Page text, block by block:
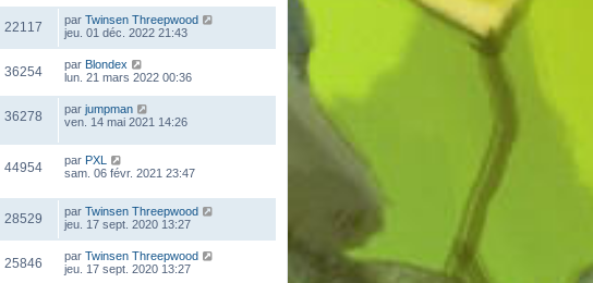
22117 par Twinsen Threepwood
jeu. 01 déc. 2022 21:43
36254 par Blondex
lun. 21 mars 2022 00:36
36278 par jumpman
ven. 14 mai 2021 14:26
44954 par PXL
sam. 06 févr. 2021 23:47
28529 par Twinsen Threepwood
jeu. 17 sept. 2020 13:27
25846 par Twinsen Threepwood
jeu. 17 sept. 2020 13:27